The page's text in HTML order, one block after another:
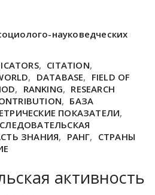
науковедческих
, CITATION,
, DATABASE, FIELD OF
, RANKING, RESEARCH
, БАЗА
ПОКАЗАТЕЛИ,
ЗНАНИЯ, РАНГ, СТРАНЫ
активность